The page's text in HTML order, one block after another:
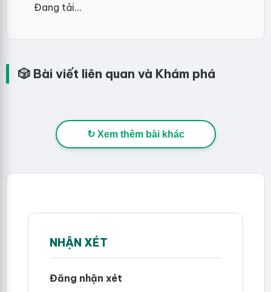
Đang tải...
🎲 Bài viết liên quan và Khám phá
↻ Xem thêm bài khác
NHẬN XÉT
Đăng nhận xét